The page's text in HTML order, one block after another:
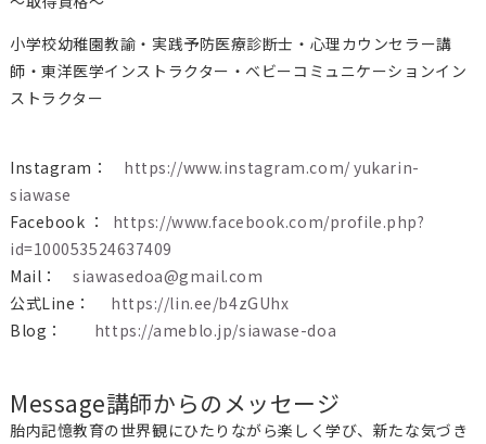
小学校幼稚園教諭・実践予防医療診断士・心理カウンセラー講
師・東洋医学インストラクター・ベビーコミュニケーションイン
ストラクター
Instagram： https://www.instagram.com/ yukarin-
siawase
Facebook ： https://www.facebook.com/profile.php?
id=100053524637409
Mail：siawasedoa@gmail.com
公式Line： https://lin.ee/b4zGUhx
Blog： https://ameblo.jp/siawase-doa
Message講師からのメッセージ
胎内記憶教育の世界観にひたりながら楽しく学び、新たな気づき